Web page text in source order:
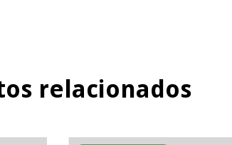
relacionados